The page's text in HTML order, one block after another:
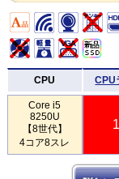
CPU CPU
Core i5
8250U
【8世代】
4コア8スレ